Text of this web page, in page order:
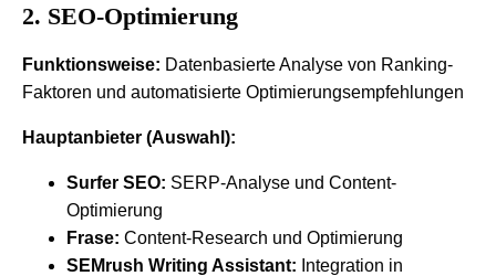
2. SEO-Optimierung
Funktionsweise: Datenbasierte Analyse von Ranking-
Faktoren und automatisierte Optimierungsempfehlungen
Hauptanbieter (Auswahl):
Surfer SEO: SERP-Analyse und Content-
Optimierung
Frase: Content-Research und Optimierung
SEMrush Writing Assistant: Integration in